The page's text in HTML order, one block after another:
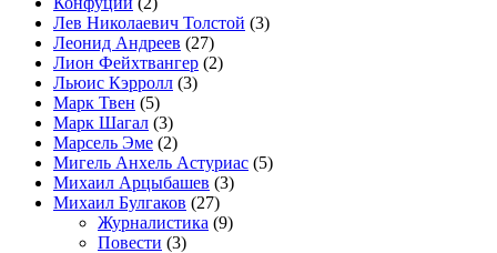
Лев Николаевич Толстой (3)
Леонид Андреев (27)
Лион Фейхтвангер (2)
Льюис Кэрролл (3)
Марк Твен (5)
Марк Шагал (3)
Марсель Эме (2)
Мигель Анхель Астуриас (5)
Михаил Арцыбашев (3)
Михаил Булгаков (27)
Журналистика (9)
Повести (3)